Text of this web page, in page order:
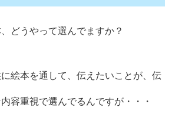
どうやって選んでますか？
絵本を通して、伝えたいことが、伝
容重視で選んでるんですが・・・